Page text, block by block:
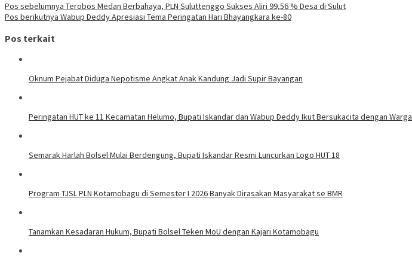
Pos sebelumnya Terobos Medan Berbahaya, PLN Suluttenggo Sukses Aliri 99,56 % Desa di Sulut
Pos berikutnya Wabup Deddy Apresiasi Tema Peringatan Hari Bhayangkara ke-80
Pos terkait
Oknum Pejabat Diduga Nepotisme Angkat Anak Kandung Jadi Supir Bayangan
Peringatan HUT ke 11 Kecamatan Helumo, Bupati Iskandar dan Wabup Deddy Ikut Bersukacita dengan Warga
Semarak Harlah Bolsel Mulai Berdengung, Bupati Iskandar Resmi Luncurkan Logo HUT 18
Program TJSL PLN Kotamobagu di Semester I 2026 Banyak Dirasakan Masyarakat se BMR
Tanamkan Kesadaran Hukum, Bupati Bolsel Teken MoU dengan Kajari Kotamobagu